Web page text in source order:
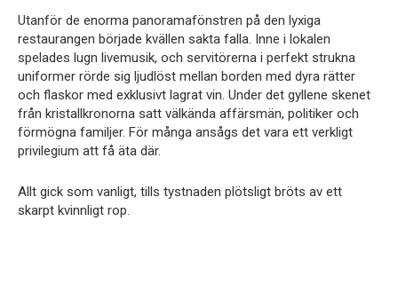
Utanför de enorma panoramafönstren på den lyxiga
restaurangen började kvällen sakta falla. Inne i lokalen
spelades lugn livemusik, och servitörerna i perfekt strukna
uniformer rörde sig ljudlöst mellan borden med dyra rätter
och flaskor med exklusivt lagrat vin. Under det gyllene skenet
från kristallkronorna satt välkända affärsmän, politiker och
förmögna familjer. För många ansågs det vara ett verkligt
privilegium att få äta där.
Allt gick som vanligt, tills tystnaden plötsligt bröts av ett
skarpt kvinnligt rop.